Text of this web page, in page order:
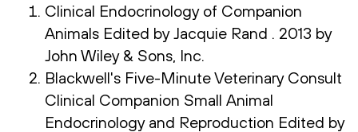
Clinical Endocrinology of Companion
Animals Edited by Jacquie Rand . 2013 by
John Wiley & Sons, Inc.
Blackwell's Five-Minute Veterinary Consult
Clinical Companion Small Animal
Endocrinology and Reproduction Edited by